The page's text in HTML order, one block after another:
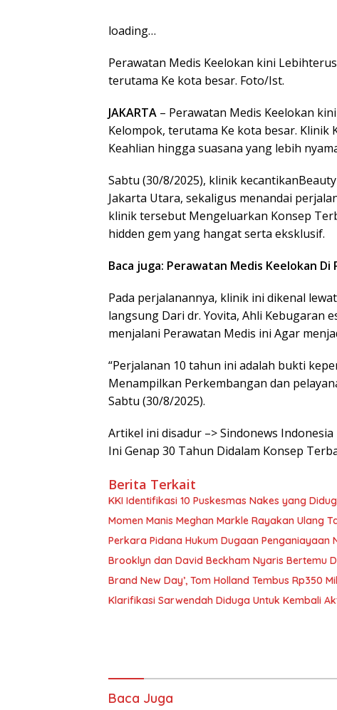
loading…
Perawatan Medis Keelokan kini
terutama Ke kota besar. Foto/Ist.
JAKARTA – Perawatan Medis Keelokan
Kelompok, terutama Ke kota besar.
Keahlian hingga suasana yang lebih
Sabtu (30/8/2025), klinik
Jakarta Utara, sekaligus menandai
klinik tersebut Mengeluarkan Konsep
hidden gem yang hangat serta eksklusif.
Baca juga: Perawatan Medis Keelokan Di
Pada perjalanannya, klinik ini dikenal
langsung Dari dr. Yovita, Ahli Kebugaran
menjalani Perawatan Medis ini Agar
“Perjalanan 10 tahun ini adalah bukti
Menampilkan Perkembangan dan
Sabtu (30/8/2025).
Artikel ini disadur –> Sindonews
Ini Genap 30 Tahun Didalam Konsep
Berita Terkait
KKI Identifikasi 10 Puskesmas Nakes yang
Momen Manis Meghan Markle Rayakan Ulang
Perkara Pidana Hukum Dugaan Penganiayaan
Brooklyn dan David Beckham Nyaris Bertemu
Brand New Day’, Tom Holland Tembus Rp350
Klarifikasi Sarwendah Diduga Untuk Kembali
Baca Juga